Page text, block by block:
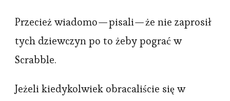
Przecież wiadomo — pisali — że nie zaprosił
tych dziewczyn po to żeby pograć w
Scrabble.
Jeżeli kiedykolwiek obracaliście się w